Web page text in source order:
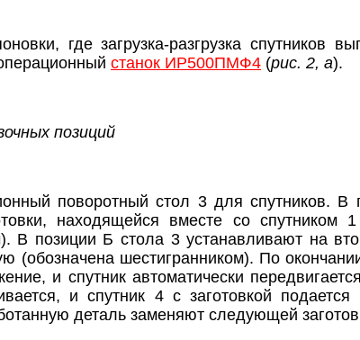
где загрузка-разгрузка спутников
станок ИР500ПМФ4 (рис. 2, а).
позиций
поворотный стол 3 для спутников. В
находящейся вместе со спутником
В позиции Б стола 3 устанавливают на
(обозначена шестигранником). По
и спутник автоматически
и спутник 4 с заготовкой
деталь заменяют следующей